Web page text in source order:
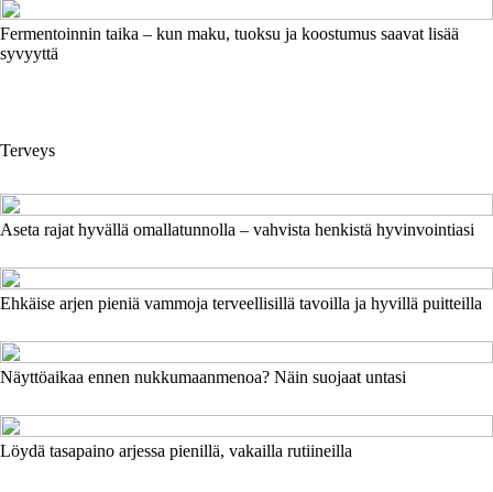
Fermentoinnin taika – kun maku, tuoksu ja koostumus saavat lisää
syvyyttä
Terveys
Aseta rajat hyvällä omallatunnolla – vahvista henkistä hyvinvointiasi
Ehkäise arjen pieniä vammoja terveellisillä tavoilla ja hyvillä puitteilla
Näyttöaikaa ennen nukkumaanmenoa? Näin suojaat untasi
Löydä tasapaino arjessa pienillä, vakailla rutiineilla